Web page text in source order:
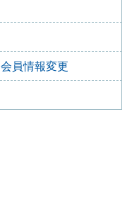
員情報変更